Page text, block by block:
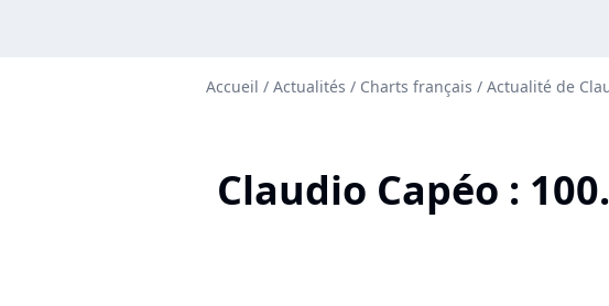
Accueil / Actualités / Charts français / Actualité de
Claudio Capéo :